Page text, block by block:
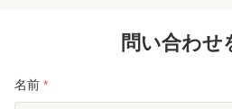
問い合わせ
名前 *